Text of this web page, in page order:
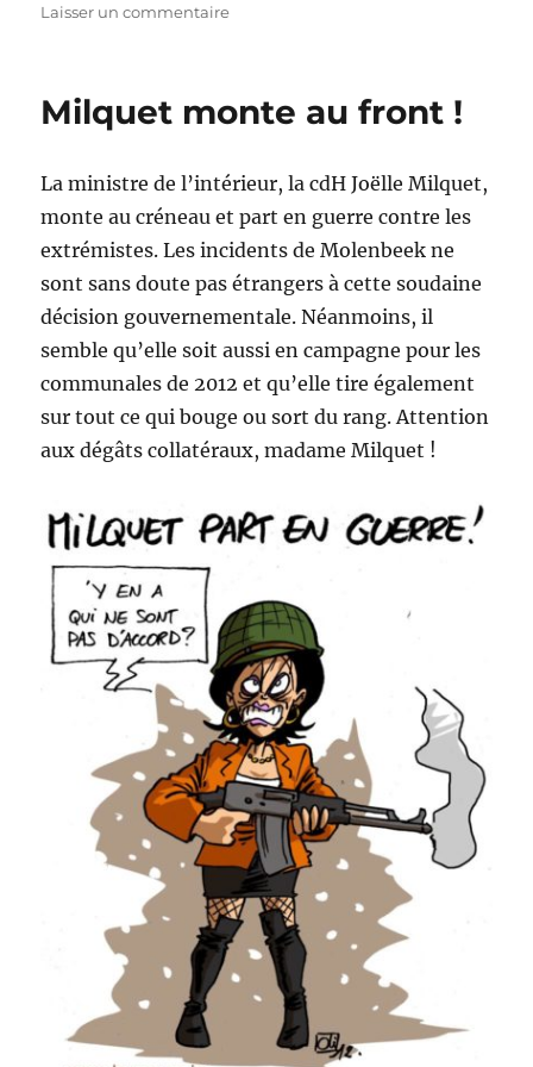
Laisser un commentairesur
bas
à
Dison
Milquet monte au front !
La ministre de l’intérieur, la cdH Joëlle Milquet,
monte au créneau et part en guerre contre les
extrémistes. Les incidents de Molenbeek ne
sont sans doute pas étrangers à cette soudaine
décision gouvernementale. Néanmoins, il
semble qu’elle soit aussi en campagne pour les
communales de 2012 et qu’elle tire également
sur tout ce qui bouge ou sort du rang. Attention
aux dégâts collatéraux, madame Milquet !